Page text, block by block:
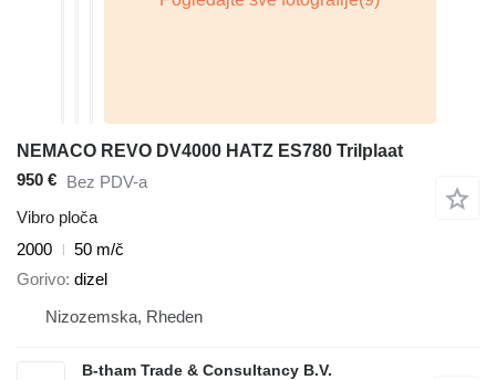
NEMACO REVO DV4000 HATZ ES780 Trilplaat
950 € Bez PDV-a
Vibro ploča
2000
50 m/č
Gorivo dizel
Nizozemska, Rheden
B-tham Trade & Consultancy B.V.